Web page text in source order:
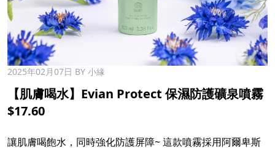
2025年02月07日 BY 小緣
【肌膚喝水】Evian Protect 保濕防護礦泉噴霧
$17.60
讓肌膚喝飽水，同時強化防護屏障~ 這款噴霧採用阿爾卑斯